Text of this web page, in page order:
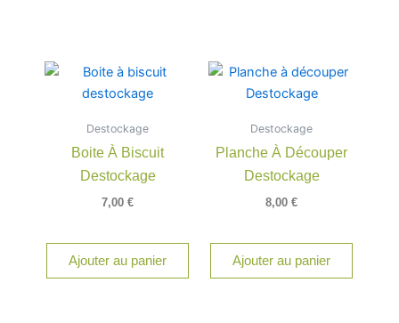
Destockage
Boite À Biscuit
Destockage
7,00 €
Ajouter au panier
Destockage
Planche À Découper
Destockage
8,00 €
Ajouter au panier